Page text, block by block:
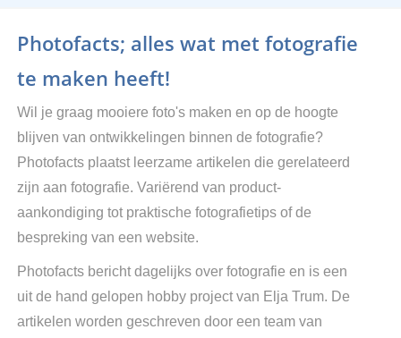
Photofacts; alles wat met fotografie
te maken heeft!
Wil je graag mooiere foto's maken en op de hoogte
blijven van ontwikkelingen binnen de fotografie?
Photofacts plaatst leerzame artikelen die gerelateerd
zijn aan fotografie. Variërend van product-
aankondiging tot praktische fotografietips of de
bespreking van een website.
Photofacts bericht dagelijks over fotografie en is een
uit de hand gelopen hobby project van Elja Trum. De
artikelen worden geschreven door een team van